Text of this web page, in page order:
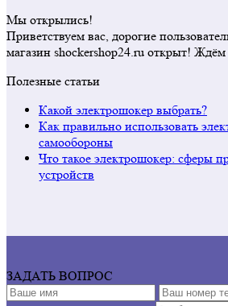
Мы открылись!
Приветствуем вас, дорогие
магазин shockershop24.ru открыт!
Полезные статьи
Какой электрошокер выбрать?
Как правильно использовать
самообороны
Что такое электрошокер: сферы
устройств
ЗАДАТЬ ВОПРОС